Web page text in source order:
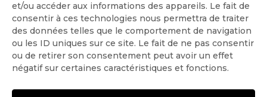
et/ou accéder aux informations des appareils. Le fait de
consentir à ces technologies nous permettra de traiter
des données telles que le comportement de navigation
ou les ID uniques sur ce site. Le fait de ne pas consentir
ou de retirer son consentement peut avoir un effet
négatif sur certaines caractéristiques et fonctions.
INSCRIPTION NEWSLETTER